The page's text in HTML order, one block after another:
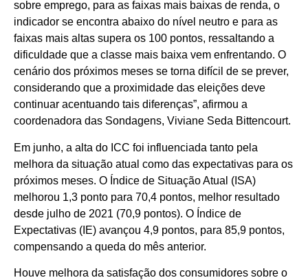
sobre emprego, para as faixas mais baixas de renda, o
indicador se encontra abaixo do nível neutro e para as
faixas mais altas supera os 100 pontos, ressaltando a
dificuldade que a classe mais baixa vem enfrentando. O
cenário dos próximos meses se torna difícil de se prever,
considerando que a proximidade das eleições deve
continuar acentuando tais diferenças”, afirmou a
coordenadora das Sondagens, Viviane Seda Bittencourt.
Em junho, a alta do ICC foi influenciada tanto pela
melhora da situação atual como das expectativas para os
próximos meses. O Índice de Situação Atual (ISA)
melhorou 1,3 ponto para 70,4 pontos, melhor resultado
desde julho de 2021 (70,9 pontos). O Índice de
Expectativas (IE) avançou 4,9 pontos, para 85,9 pontos,
compensando a queda do mês anterior.
Houve melhora da satisfação dos consumidores sobre o